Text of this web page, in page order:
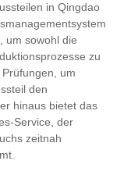
in Qingdao
um sowohl die
zu
um
den
hinaus bietet das
Service, der
zeitnah